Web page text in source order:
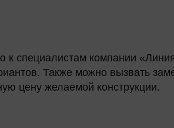
к специалистам компании
Также можно вызвать
цену желаемой конструкции.